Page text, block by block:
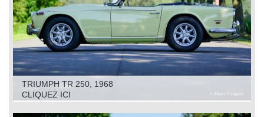
TRIUMPH TR 250, 1968
CLIQUEZ ICI